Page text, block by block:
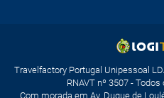
Travelfactory Portugal Unipessoal
RNAVT nº 3507 -
Com morada em Av. Duque de